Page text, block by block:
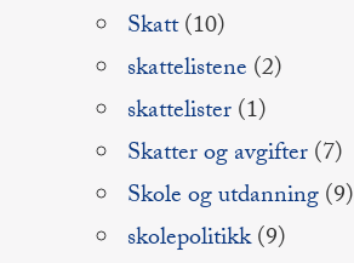
Skatt(10)
skattelistene (2)
skattelister(1)
Skatter og avgifter(7)
Skole og utdanning(9)
skolepolitikk(9)